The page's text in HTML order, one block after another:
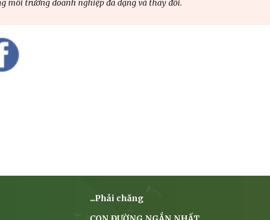
môi trường doanh nghiệp đa dạng và thay đổi.
...Phải chăng